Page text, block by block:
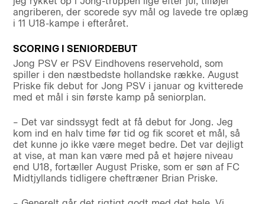
angriberen, der scorede syv mål og lavede tre oplæg
i 11 U18-kampe i efteråret.
SCORING I SENIORDEBUT
Jong PSV er PSV Eindhovens reservehold, som
spiller i den næstbedste hollandske række. August
Priske fik debut for Jong PSV i januar og kvitterede
med et mål i sin første kamp på seniorplan.
– Det var sindssygt fedt at få debut for Jong. Jeg
kom ind en halv time før tid og fik scoret et mål, så
det kunne jo ikke være meget bedre. Det var dejligt
at vise, at man kan være med på et højere niveau
end U18, fortæller August Priske, som er søn af FC
Midtjyllands tidligere cheftræner Brian Priske.